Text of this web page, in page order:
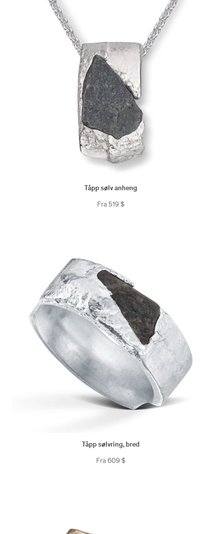
Tåpp sølv anheng
Fra519$
Tåpp sølvring, bred
Fra609$